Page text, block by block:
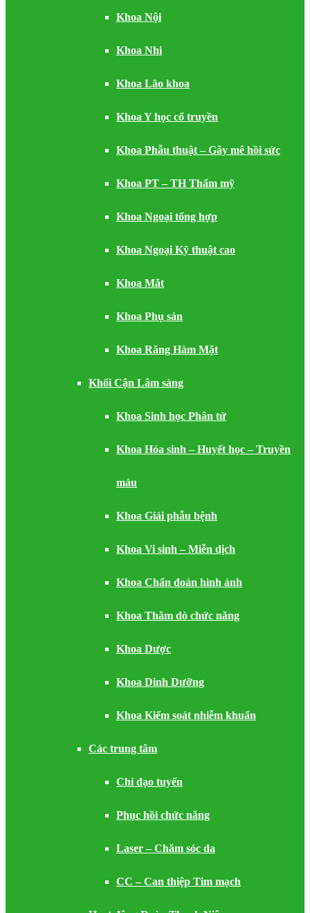
Khoa Nội
Khoa Nhi
Khoa Lão khoa
Khoa Y học cổ truyền
Khoa Phẫu thuật – Gây mê hồi sức
Khoa PT – TH Thẩm mỹ
Khoa Ngoại tổng hợp
Khoa Ngoại Kỹ thuật cao
Khoa Mắt
Khoa Phụ sản
Khoa Răng Hàm Mặt
Khối Cận Lâm sàng
Khoa Sinh học Phân tử
Khoa Hóa sinh – Huyết học – Truyền
máu
Khoa Giải phẫu bệnh
Khoa Vi sinh – Miễn dịch
Khoa Chẩn đoán hình ảnh
Khoa Thăm dò chức năng
Khoa Dược
Khoa Dinh Dưỡng
Khoa Kiểm soát nhiễm khuẩn
Các trung tâm
Chỉ đạo tuyến
Phục hồi chức năng
Laser – Chăm sóc da
CC – Can thiệp Tim mạch